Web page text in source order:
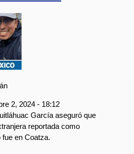
2, 2024 - 18:12
García aseguró que
reportada como
en Coatza.